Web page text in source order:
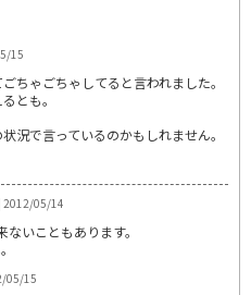
15
ちゃごちゃしてると言われました。
とも。
況で言っているのかもしれません。
2012/05/14
いこともあります。
05/15